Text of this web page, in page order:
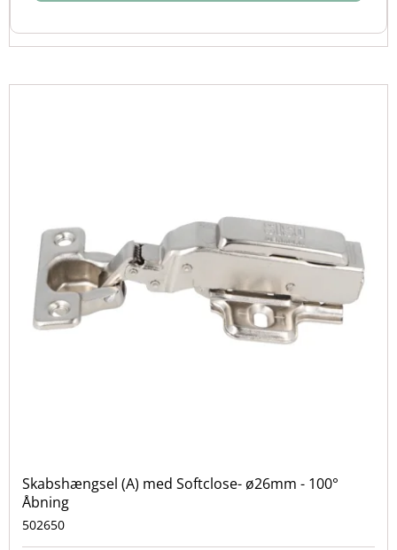
Skabshængsel (A) med Softclose- ø26mm - 100°
Åbning
502650